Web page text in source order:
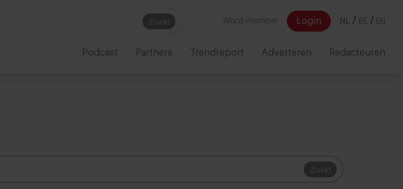
Zoek! Word member Login NL / BE / EN
Podcast Partners Trendreport Adverteren Redacteuren
Zoek!